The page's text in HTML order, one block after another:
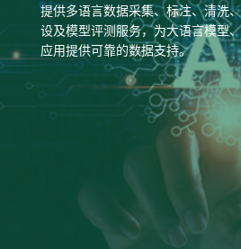
提供多语言数据采集、标注、清洗
设及模型评测服务，为大语言模型
应用提供可靠的数据支持。